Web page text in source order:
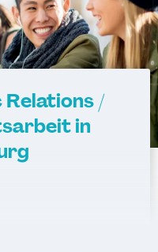
Relations /
in